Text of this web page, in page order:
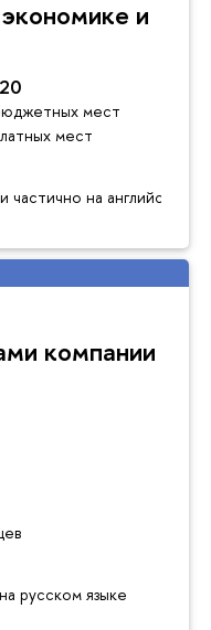
и
мест
мест
на английском
компании
русском языке